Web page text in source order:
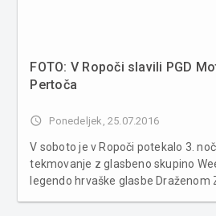
FOTO: V Ropoči slavili PGD
Pertoča
access_time Ponedeljek, 25.07.2016
V soboto je v Ropoči potekalo 3.
tekmovanje z glasbeno skupino
legendo hrvaške glasbe Draženom